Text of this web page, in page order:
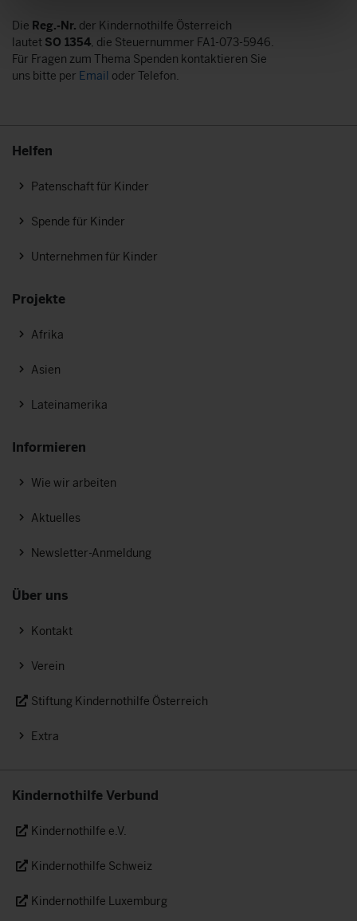
Die Reg.-Nr. der Kindernothilfe Österreich
lautet SO 1354, die Steuernummer FA1-073-5946.
Für Fragen zum Thema Spenden kontaktieren Sie
uns bitte per Email oder Telefon.
Helfen
Patenschaft für Kinder
Spende für Kinder
Unternehmen für Kinder
Projekte
Afrika
Asien
Lateinamerika
Informieren
Wie wir arbeiten
Aktuelles
Newsletter-Anmeldung
Über uns
Kontakt
Verein
Stiftung Kindernothilfe Österreich
Extra
Kindernothilfe Verbund
Kindernothilfe e.V.
Kindernothilfe Schweiz
Kindernothilfe Luxemburg